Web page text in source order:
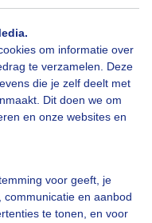
om informatie over
te verzamelen. Deze
die je zelf deelt met
Dit doen we om
en onze websites en
voor geeft, je
en aanbod
te tonen, en voor